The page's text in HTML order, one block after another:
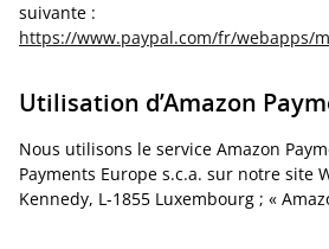
suivante :
https://www.paypal.com/fr/webapps/
Utilisation d’Amazon
Nous utilisons le service Amazon
Payments Europe s.c.a. sur notre site
Kennedy, L-1855 Luxembourg ; «